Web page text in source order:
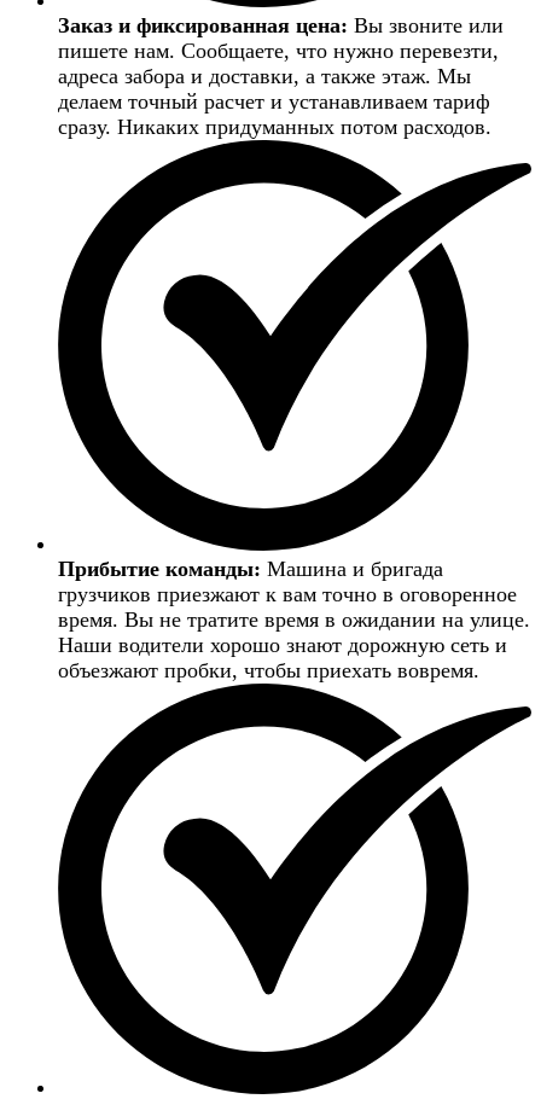
Заказ и фиксированная цена: Вы звоните или
пишете нам. Сообщаете, что нужно перевезти,
адреса забора и доставки, а также этаж. Мы
делаем точный расчет и устанавливаем тариф
сразу. Никаких придуманных потом расходов.
Прибытие команды: Машина и бригада
грузчиков приезжают к вам точно в оговоренное
время. Вы не тратите время в ожидании на улице.
Наши водители хорошо знают дорожную сеть и
объезжают пробки, чтобы приехать вовремя.